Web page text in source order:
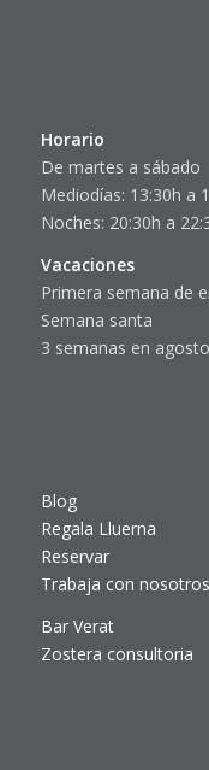
Horario
De martes a sábado
Mediodías: 13:30h a
Noches: 20:30h a
Vacaciones
Primera semana de
Semana santa
3 semanas en agosto
Blog
Regala Lluerna
Reservar
Trabaja con nosotros
Bar Verat
Zostera consultoria